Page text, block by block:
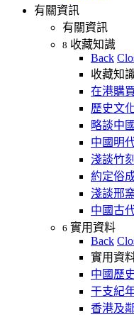
有關資訊
有關資訊
8 收藏知識
Back
收藏知
在港購
歷史文
略談中
中國明
淺談竹
約定俗
淺談邢
中國古
6 實用資料
Back
實用資
中國歷
干支紀
香港及